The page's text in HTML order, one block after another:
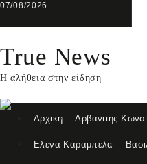
Skip
07/08/2026
True News
Η αλήθεια στην είδηση
Αρχικη Αρβανιτης
Ελενα Καραμπελα